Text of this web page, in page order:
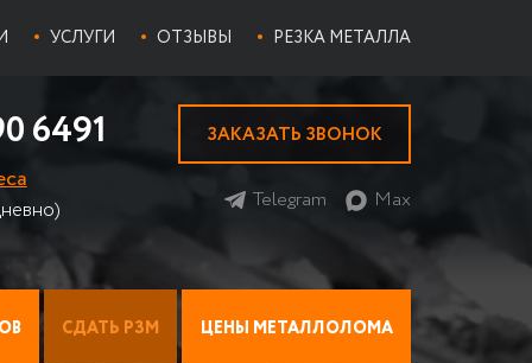
УСЛУГИ ОТЗЫВЫ РЕЗКА МЕТАЛЛА
6491 ЗАКАЗАТЬ ЗВОНОК
Telegram Max
СДАТЬ РЗМ ЦЕНЫ МЕТАЛЛОЛОМА